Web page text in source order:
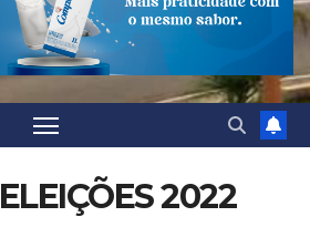
ELEIÇÕES 2022